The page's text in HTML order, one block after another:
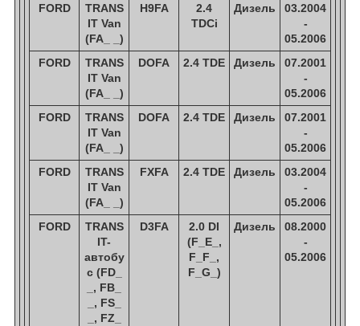
FORD
TRANS
IT Van
(FA_ _)
H9FA
2.4
TDCi
Дизель
03.2004
-
05.2006
FORD
TRANS
IT Van
(FA_ _)
DOFA 2.4 TDE Дизель
07.2001
-
05.2006
FORD
TRANS
IT Van
(FA_ _)
DOFA 2.4 TDE Дизель
07.2001
-
05.2006
FORD
TRANS
IT Van
(FA_ _)
FXFA 2.4 TDE Дизель
03.2004
-
05.2006
FORD
TRANS
IT-
автобу
с (FD_
_, FB_
_, FS_
_, FZ_
D3FA
2.0 DI
(F_E_,
F_F_,
F_G_)
Дизель
08.2000
-
05.2006